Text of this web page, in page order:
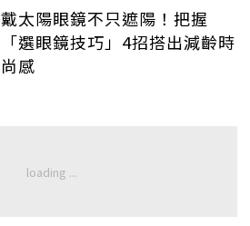
戴太陽眼鏡不只遮陽！把握
「選眼鏡技巧」4招搭出減齡時
尚感